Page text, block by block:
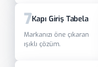
7Kapı Giriş Tabela
Markanızı öne çıkaran
ışıklı çözüm.